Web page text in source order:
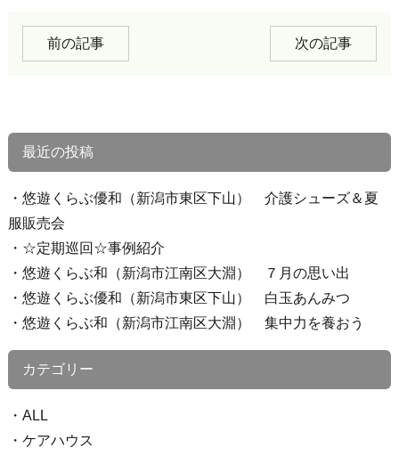
前の記事 次の記事
最近の投稿
悠遊くらぶ優和（新潟市東区下山） 介護シューズ＆夏
服販売会
☆定期巡回☆事例紹介
悠遊くらぶ和（新潟市江南区大淵） ７月の思い出
悠遊くらぶ優和（新潟市東区下山） 白玉あんみつ
悠遊くらぶ和（新潟市江南区大淵） 集中力を養おう
カテゴリー
ALL
ケアハウス